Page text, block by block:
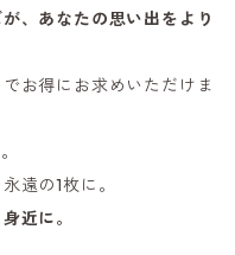
、あなたの思い出をより
お得にお求めいただけま
遠の1枚に。
近に。